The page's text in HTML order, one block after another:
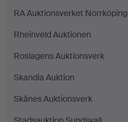
RA Auktionsverket Norrköping
Rheinveld Auktionen
Roslagens Auktionsverk
Skandia Auktion
Skånes Auktionsverk